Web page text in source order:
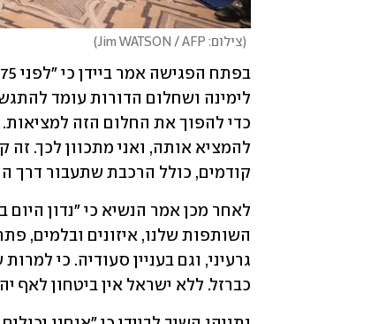
(צילום: Jim WATSON / AFP )
קודמים, כולל הרכבת שתעבור דרך
כברזל. ללא ישראל אין ביטחון לאף